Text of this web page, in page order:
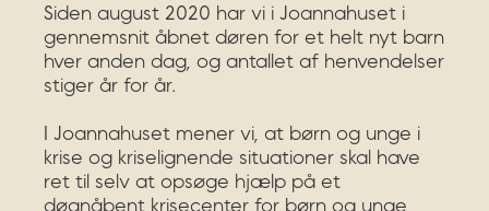
Siden august 2020 har vi i Joannahuset i
gennemsnit åbnet døren for et helt nyt barn
hver anden dag, og antallet af henvendelser
stiger år for år.
I Joannahuset mener vi, at børn og unge i
krise og kriselignende situationer skal have
ret til selv at opsøge hjælp på et
døgnåbent krisecenter for børn og unge,